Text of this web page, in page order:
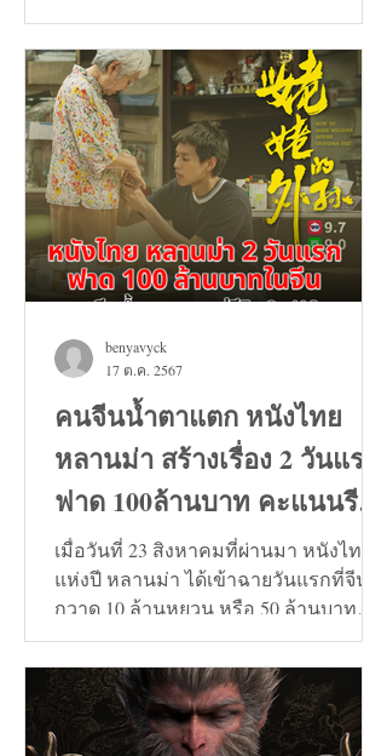
คนจีนน้ำตาแตก หนังไทย
หลานม่า สร้างเรื่อง 2 วันแรก
ฟาด 100ล้านบาท คะแนนรีวิว
9+
เมื่อวันที่ 23 สิงหาคมที่ผ่านมา หนังไทย
แห่งปี หลานม่า ได้เข้าฉายวันแรกที่จีน
กวาด 10 ล้านหยวน หรือ 50 ล้านบาท
และวันที่ 24 สิงหาคมทะลุ...
benyavyck
17 ต.ค. 2567